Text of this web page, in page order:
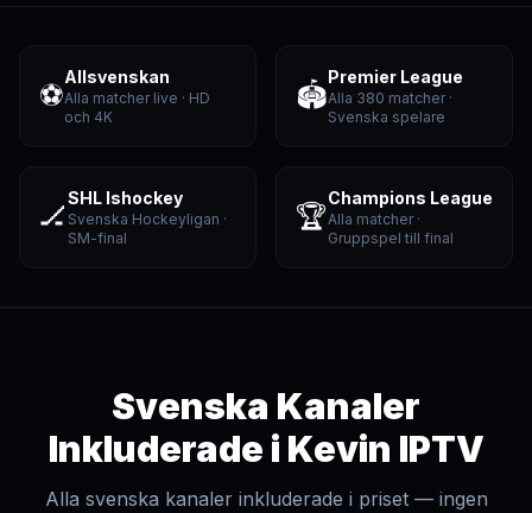
⚽
Allsvenskan
Alla matcher live · HD
och 4K
🏟️
Premier League
Alla 380 matcher ·
Svenska spelare
🏒
SHL Ishockey
Svenska Hockeyligan ·
SM-final
🏆
Champions League
Alla matcher ·
Gruppspel till final
Svenska Kanaler
Inkluderade i Kevin IPTV
Alla svenska kanaler inkluderade i priset — ingen